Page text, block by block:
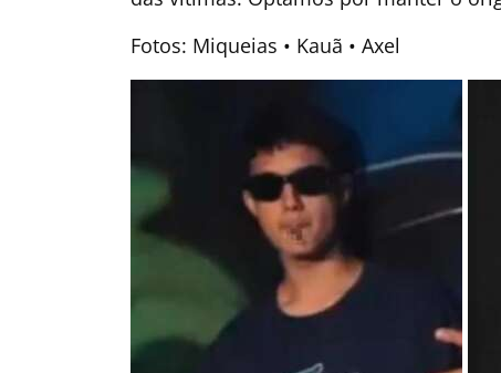
Fotos: Miqueias • Kauã • Axel